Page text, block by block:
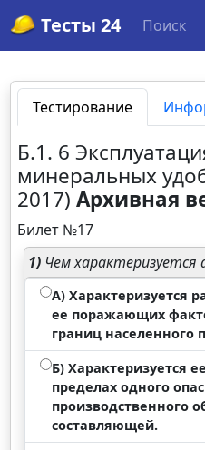
Тесты 24 Поиск
Тестирование
Б.1. 6
минеральных
2017)Архивная
Билет №17
1) Чем характеризуется
А) Характеризуется
ее поражающих
границ населенного
Б) Характеризуется
пределах одного
производственного
составляющей.